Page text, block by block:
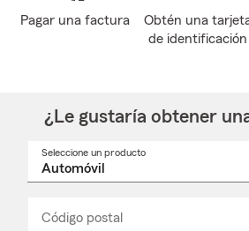
Pagar una factura
Obtén una
de identificación
¿Le gustaría obtener
Seleccione un producto
Código postal
_____